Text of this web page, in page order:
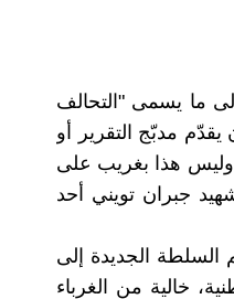
ما يسمى "التحالف
يقدّم مدبّج التقرير أو
وليس هذا بغريب على
جبران تويني أحد
الجديدة إلى
خالية من الغرباء